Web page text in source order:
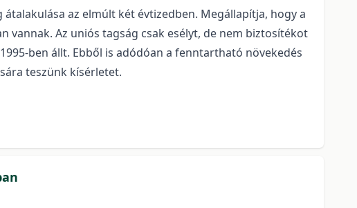
az elmúlt két évtizedben. Megállapítja, hogy a
Az uniós tagság csak esélyt, de nem biztosítékot
ben állt. Ebből is adódóan a fenntartható növekedés
teszünk kísérletet.